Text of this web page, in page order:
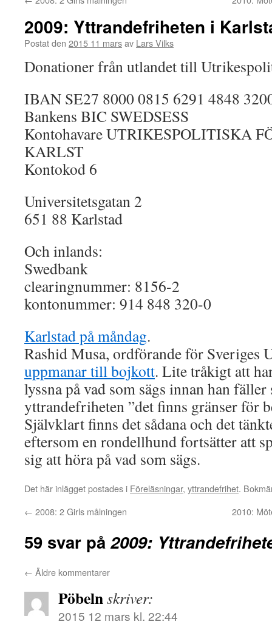
2009: Yttrandefriheten i
Postat den 2015 11 marsav Lars Vilks
Donationer från utlandet till
IBAN SE27 8000 0815 6291 4848
Bankens BIC SWEDSESS
Kontohavare UTRIKESPOLITISKA
KARLST
Kontokod 6
Universitetsgatan 2
651 88 Karlstad
Och inlands:
Swedbank
clearingnummer: 8156-2
kontonummer: 914 848 320-0
Karlstad på måndag.
Rashid Musa, ordförande för Sveriges
uppmanar till bojkott. Lite tråkigt att
lyssna på vad som sägs innan han
yttrandefriheten ”det finns gränser för
Självklart finns det sådana och det
eftersom en rondellhund fortsätter att
sig att höra på vad som sägs.
Det här inlägget postades i Föreläsningar, yttrandefrihet.
← 2008: 2 Girls målningen 2010:
59 svar på2009:
← Äldre kommentarer
Pöbelnskriver:
2015 12 mars kl. 22:44